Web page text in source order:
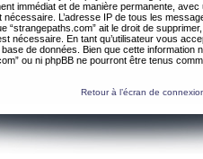
immédiat et de manière permanente,
nécessaire. L’adresse IP de tous les
“strangepaths.com” ait le droit de
nécessaire. En tant qu’utilisateur vous
de données. Bien que cette information
ou ni phpBB ne pourront être tenus
Retour à l’écran de